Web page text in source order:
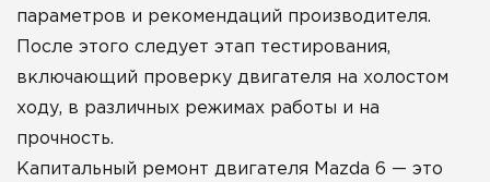
параметров и рекомендаций производителя.
После этого следует этап тестирования,
включающий проверку двигателя на холостом
ходу, в различных режимах работы и на
прочность.
Капитальный ремонт двигателя Mazda 6 — это